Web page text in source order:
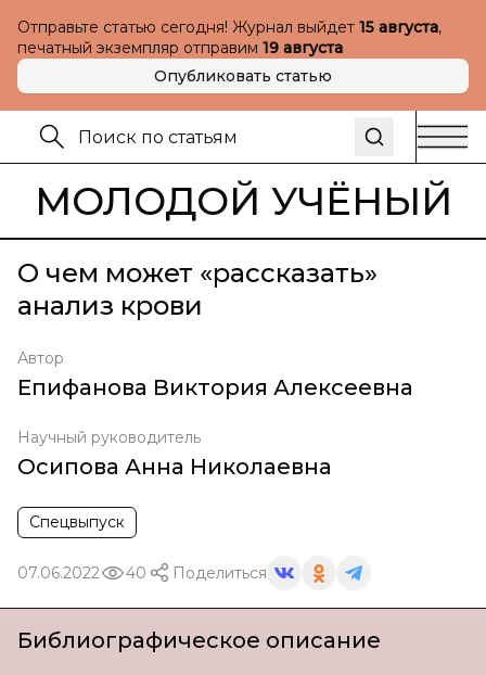
Отправьте статью сегодня! Журнал выйдет 15 августа,
печатный экземпляр отправим 19 августа
Опубликовать статью
МОЛОДОЙ УЧЁНЫЙ
О чем может «рассказать»
анализ крови
Автор
Епифанова Виктория Алексеевна
Научный руководитель
Осипова Анна Николаевна
Спецвыпуск
07.06.2022 40 Поделиться
Библиографическое описание